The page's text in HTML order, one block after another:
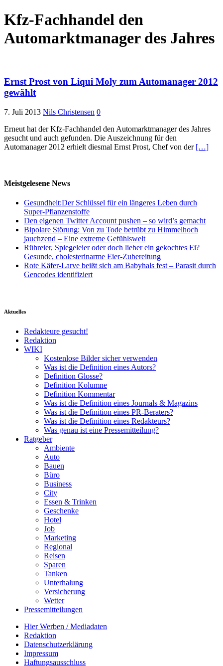
Kfz-Fachhandel den
Automarktmanager des Jahres
Ernst Prost von Liqui Moly zum Automanager 2012
gewählt
7. Juli 2013 Nils Christensen 0
Erneut hat der Kfz-Fachhandel den Automarktmanager des Jahres
gesucht und auch gefunden. Die Auszeichnung für den
Automanager 2012 erhielt diesmal Ernst Prost, Chef von der […]
Meistgelesene News
Gesundheit:Der Schlüssel für ein längeres Leben durch
Super-Pflanzenstoffe
Den eigenen Twitter Account pushen – so wird’s gemacht
Bipolare Störung: Von zu Tode betrübt zu Himmelhoch
jauchzend – Eine extreme Gefühlswelt
Rühreier, Spiegeleier oder doch lieber ein gekochtes Ei?
Gesunde, cholesterinarme Eier-Zubereitung
Rote Käfer-Larve beißt sich am Babyhals fest – Parasit durch
Gencodes identifiziert
Aktuelles
Redakteure gesucht!
Redaktion
WIKI
Kostenlose Bilder sicher verwenden
Was ist die Definition eines Autors?
Definition Glosse?
Definition Kolumne
Definition Kommentar
Was ist die Definition eines Journals & Magazins
Was ist die Definition eines PR-Beraters?
Was ist die Definition eines Redakteurs?
Was genau ist eine Pressemitteilung?
Ratgeber
Ambiente
Auto
Bauen
Büro
Business
City
Essen & Trinken
Geschenke
Hotel
Job
Marketing
Regional
Reisen
Sparen
Tanken
Unterhalung
Versicherung
Wetter
Pressemitteilungen
Hier Werben / Mediadaten
Redaktion
Datenschutzerklärung
Impressum
Haftungsausschluss